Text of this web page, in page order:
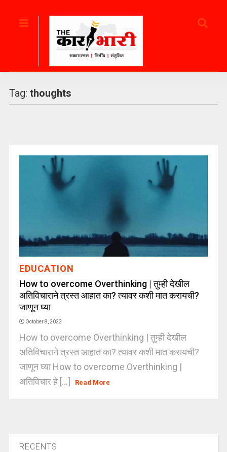
Tag: thoughts
EDUCATION
How to overcome Overthinking | तुम्ही देखील
अतिविचाराने त्रस्त आहात का? त्यावर कशी मात करायची?
जाणून घ्या
October 8, 2023
How to overcome Overthinking | तुम्ही देखील
अतिविचाराने त्रस्त आहात का? त्यावर कशी मात करायची?
जाणून घ्या How to overcome Overthinking |
अतिविचार हे [...]
Read More
RECENTS